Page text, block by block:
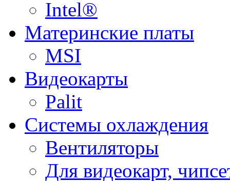
Intel®
Материнские платы
MSI
Видеокарты
Palit
Системы охлаждения
Вентиляторы
Для видеокарт,